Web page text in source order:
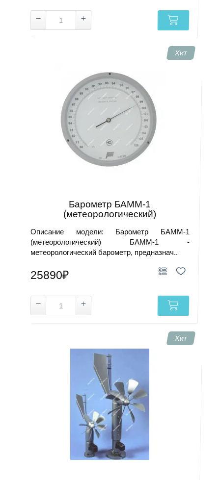
Хит
Барометр БАММ-1
(метеорологический)
Описание модели: Барометр БАММ-1
(метеорологический) БАММ-1 -
метеорологический барометр, предназнач..
25890₽
Хит